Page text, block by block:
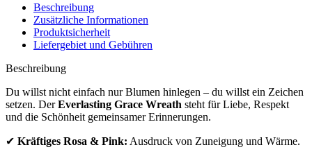
Beschreibung
Zusätzliche Informationen
Produktsicherheit
Liefergebiet und Gebühren
Beschreibung
Du willst nicht einfach nur Blumen hinlegen – du willst ein Zeichen
setzen. DerEverlasting Grace Wreath steht für Liebe, Respekt
und die Schönheit gemeinsamer Erinnerungen.
✔ Kräftiges Rosa & Pink: Ausdruck von Zuneigung und Wärme.